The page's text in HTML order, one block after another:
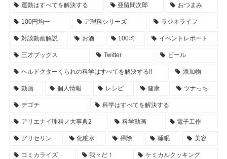
運動はすべてを解決する 亜留間次郎 おつまみ
100円均一 ア理科シリーズ ラジオライフ
対談動画解説 お酒 100均 イベントレポート
三才ブックス Twitter ビール
ヘルドクターくられの科学はすべてを解決する!! 添加物
動画 個人情報 レシピ 健康 ツナっち
デゴチ 科学はすべてを解決する
アリエナイ理科ノ大事典2 科学動画 電子工作
グリセリン 化粧水 掃除 睡眠 美容
コミカライズ 我々だ！ ケミカルクッキング